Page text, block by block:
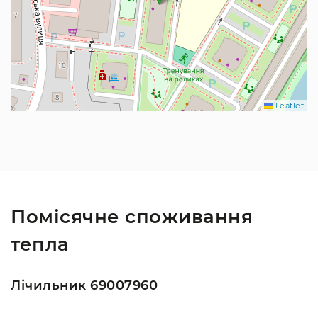
Leaflet
Помісячне споживання
тепла
Лічильник 69007960